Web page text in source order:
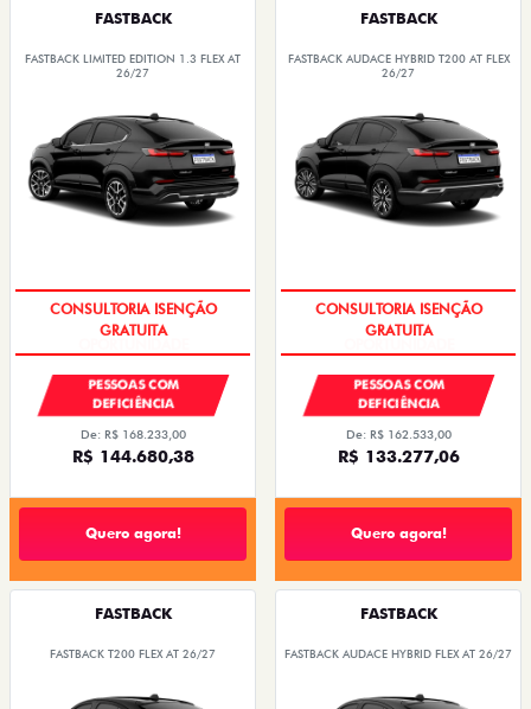
FASTBACK
FASTBACK LIMITED EDITION 1.3 FLEX AT
26/27
CONSULTORIA ISENÇÃO
GRATUITA
PESSOAS COM
DEFICIÊNCIA
De: R$ 168.233,00
R$ 144.680,38
Quero agora!
FASTBACK
FASTBACK AUDACE HYBRID T200 AT FLEX
26/27
CONSULTORIA ISENÇÃO
GRATUITA
PESSOAS COM
DEFICIÊNCIA
De: R$ 162.533,00
R$ 133.277,06
Quero agora!
FASTBACK
FASTBACK T200 FLEX AT 26/27
FASTBACK
FASTBACK AUDACE HYBRID FLEX AT 26/27